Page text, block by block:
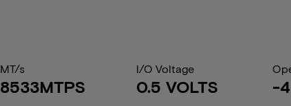
MT/s
8533MTPS
I/O Voltage
0.5 VOLTS -